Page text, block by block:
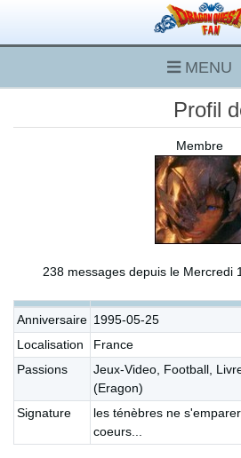
MENU
Profil
Membre
238 messages depuis le Mercredi
Anniversaire 1995-05-25
Localisation
France
Passions
Jeux-Video, Football,
(Eragon)
Signature
les ténèbres ne
coeurs...